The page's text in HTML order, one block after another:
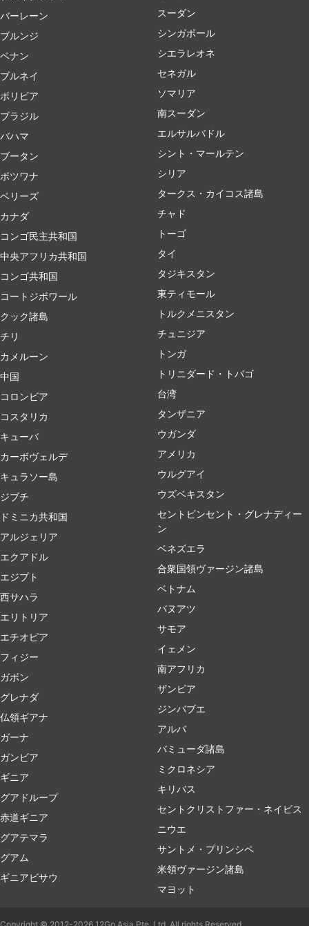
バーレーン
ブルンジ
ベナン
ブルネイ
ボリビア
ブラジル
バハマ
ブータン
ボツワナ
ベリーズ
カナダ
コンゴ民主共和国
中央アフリカ共和国
コンゴ共和国
コートジボワール
クック諸島
チリ
カメルーン
中国
コロンビア
コスタリカ
キューバ
カーボヴェルデ
キュラソー島
ジブチ
ドミニカ共和国
アルジェリア
エクアドル
エジプト
西サハラ
エリトリア
エチオピア
フィジー
ガボン
グレナダ
仏領ギアナ
ガーナ
ガンビア
ギニア
グアドループ
赤道ギニア
グアテマラ
グアム
ギニアビサウ
スーダン
シンガポール
シエラレオネ
セネガル
ソマリア
南スーダン
エルサルバドル
シント・マールテン
シリア
タークス・カイコス諸島
チャド
トーゴ
タイ
タジキスタン
東ティモール
トルクメニスタン
チュニジア
トンガ
トリニダード・トバゴ
台湾
タンザニア
ウガンダ
アメリカ
ウルグアイ
ウズベキスタン
セントビンセント・グレナディー
ン
ベネズエラ
合衆国領ヴァージン諸島
ベトナム
バヌアツ
サモア
イェメン
南アフリカ
ザンビア
ジンバブエ
アルバ
バミューダ諸島
ミクロネシア
キリバス
セントクリストファー・ネイビス
ニウエ
サントメ・プリンシペ
米領ヴァージン諸島
マヨット